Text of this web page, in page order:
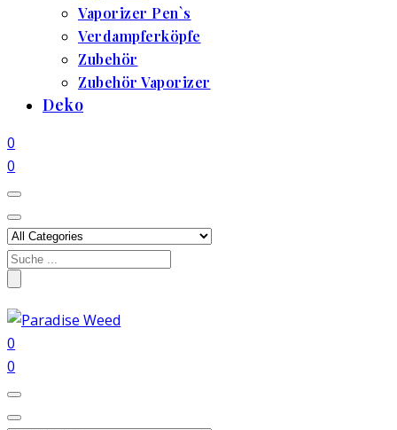
Vaporizer Pen`s
Verdampferköpfe
Zubehör
Zubehör Vaporizer
Deko
0
0
Search
0
0